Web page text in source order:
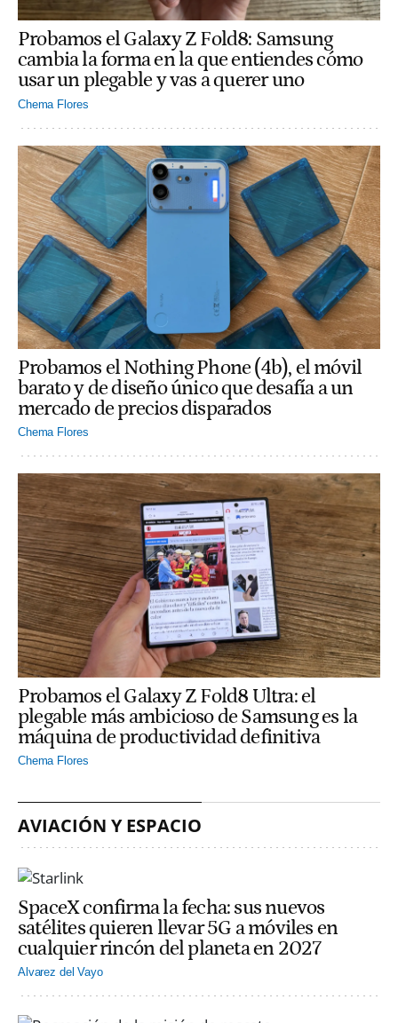
Probamos el Galaxy Z Fold8: Samsung
cambia la forma en la que entiendes cómo
usar un plegable y vas a querer uno
Chema Flores
Probamos el Nothing Phone (4b), el móvil
barato y de diseño único que desafía a un
mercado de precios disparados
Chema Flores
Probamos el Galaxy Z Fold8 Ultra: el
plegable más ambicioso de Samsung es la
máquina de productividad definitiva
Chema Flores
AVIACIÓN Y ESPACIO
SpaceX confirma la fecha: sus nuevos
satélites quieren llevar 5G a móviles en
cualquier rincón del planeta en 2027
Alvarez del Vayo